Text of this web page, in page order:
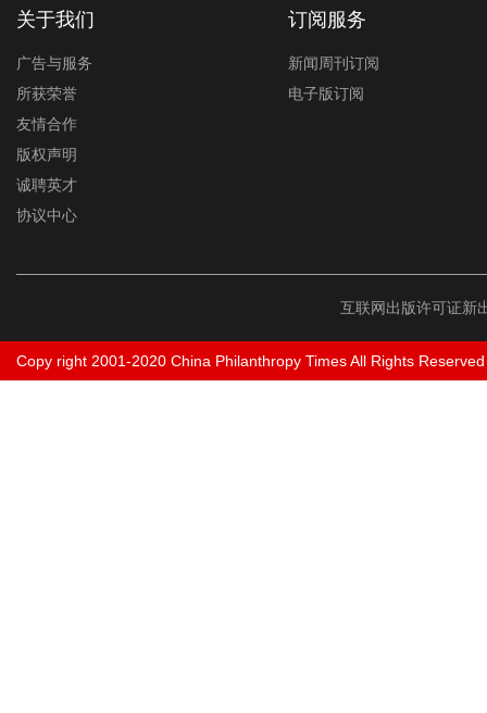
关于我们
广告与服务
所获荣誉
友情合作
版权声明
诚聘英才
协议中心
订阅服务
新闻周刊订阅
电子版订阅
互联网出版许可证新
Copy right 2001-2020 China Philanthropy Times All Rights Reserved